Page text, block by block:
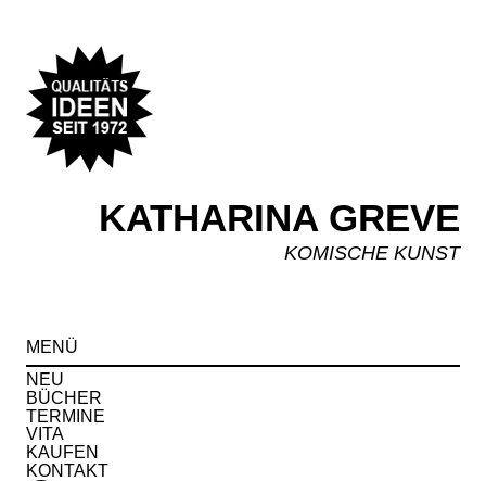
KATHARINA GREVE
KOMISCHE KUNST
MENÜ
NEU
BÜCHER
TERMINE
VITA
KAUFEN
KONTAKT